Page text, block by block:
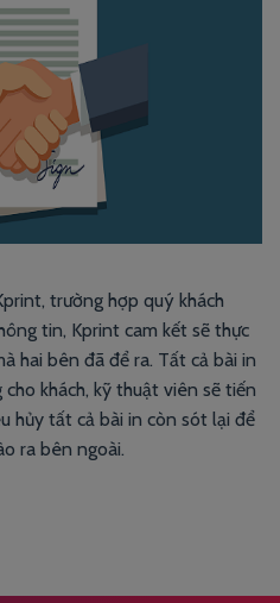
trường hợp quý khách
tin, Kprint cam kết sẽ thực
hai bên đã để ra. Tất cả bài in
khách, kỹ thuật viên sẽ tiến
hủy tất cả bài in còn sót lại để
ra bên ngoài.